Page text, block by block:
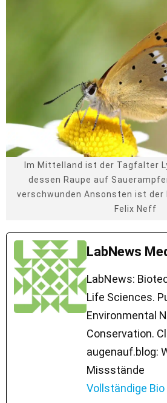
Im Mittelland ist der Tagfalter
dessen Raupe auf
verschwunden Ansonsten ist der
Felix Neff
LabNews
LabNews:
Life Sciences.
Environmental
Conservation.
augenauf.blog:
Missstände
Vollständige